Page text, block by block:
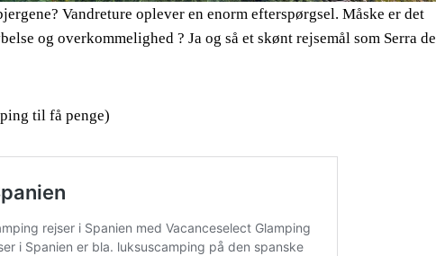
Vandreture oplever en enorm efterspørgsel. Måske er det
og overkommelighed ? Ja og så et skønt rejsemål som Serra de
til få penge)